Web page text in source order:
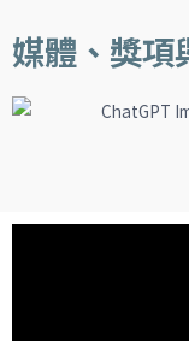
媒體、獎項